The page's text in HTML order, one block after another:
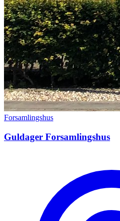
Forsamlingshus
Guldager Forsamlingshus